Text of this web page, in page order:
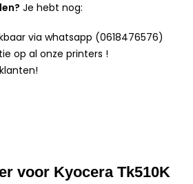
Je hebt nog:
via whatsapp (0618476576)
op al onze printers !
voor Kyocera Tk510K